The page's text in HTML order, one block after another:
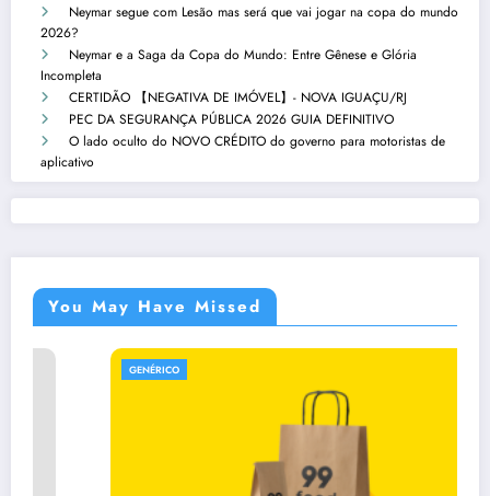
Neymar segue com Lesão mas será que vai jogar na copa do mundo
2026?
Neymar e a Saga da Copa do Mundo: Entre Gênese e Glória
Incompleta
CERTIDÃO 【NEGATIVA DE IMÓVEL】- NOVA IGUAÇU/RJ
PEC DA SEGURANÇA PÚBLICA 2026 GUIA DEFINITIVO
O lado oculto do NOVO CRÉDITO do governo para motoristas de
aplicativo
You May Have Missed